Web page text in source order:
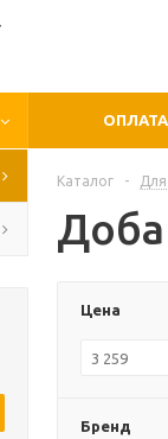
Каталог -
Цена
Бренд